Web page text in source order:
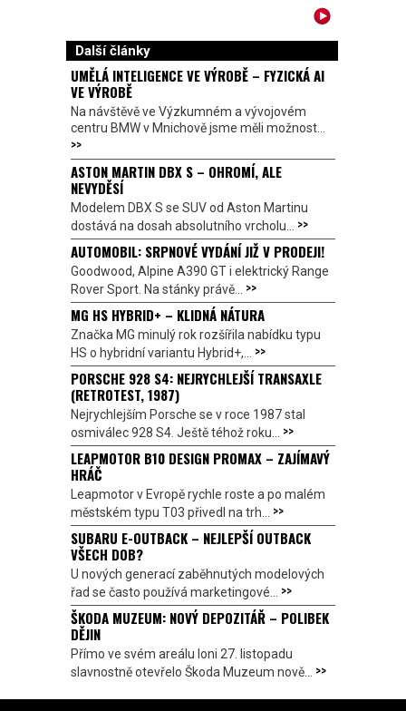
Další články
UMĚLÁ INTELIGENCE VE VÝROBĚ – FYZICKÁ AI
VE VÝROBĚ
Na návštěvě ve Výzkumném a vývojovém
centru BMW v Mnichově jsme měli možnost...
>>
ASTON MARTIN DBX S – OHROMÍ, ALE
NEVYDĚSÍ
Modelem DBX S se SUV od Aston Martinu
dostává na dosah absolutního vrcholu... >>
AUTOMOBIL: SRPNOVÉ VYDÁNÍ JIŽ V PRODEJI!
Goodwood, Alpine A390 GT i elektrický Range
Rover Sport. Na stánky právě... >>
MG HS HYBRID+ – KLIDNÁ NÁTURA
Značka MG minulý rok rozšířila nabídku typu
HS o hybridní variantu Hybrid+,... >>
PORSCHE 928 S4: NEJRYCHLEJŠÍ TRANSAXLE
(RETROTEST, 1987)
Nejrychlejším Porsche se v roce 1987 stal
osmiválec 928 S4. Ještě téhož roku... >>
LEAPMOTOR B10 DESIGN PROMAX – ZAJÍMAVÝ
HRÁČ
Leapmotor v Evropě rychle roste a po malém
městském typu T03 přivedl na trh... >>
SUBARU E-OUTBACK – NEJLEPŠÍ OUTBACK
VŠECH DOB?
U nových generací zaběhnutých modelových
řad se často používá marketingové... >>
ŠKODA MUZEUM: NOVÝ DEPOZITÁŘ – POLIBEK
DĚJIN
Přímo ve svém areálu loni 27. listopadu
slavnostně otevřelo Škoda Muzeum nově... >>